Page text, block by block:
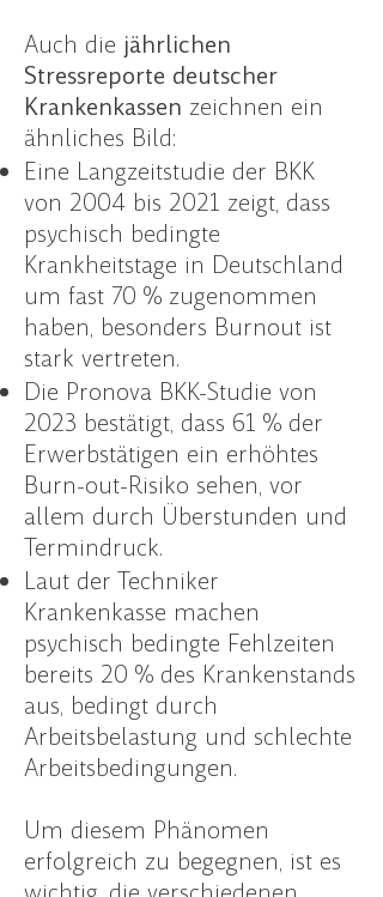
Auch die jährlichen
Stressreporte deutscher
Krankenkassen zeichnen ein
ähnliches Bild:
Eine Langzeitstudie der BKK
von 2004 bis 2021 zeigt, dass
psychisch bedingte
Krankheitstage in Deutschland
um fast 70 % zugenommen
haben, besonders Burnout ist
stark vertreten.
Die Pronova BKK-Studie von
2023 bestätigt, dass 61 % der
Erwerbstätigen ein erhöhtes
Burn-out-Risiko sehen, vor
allem durch Überstunden und
Termindruck.
Laut der Techniker
Krankenkasse machen
psychisch bedingte Fehlzeiten
bereits 20 % des Krankenstands
aus, bedingt durch
Arbeitsbelastung und schlechte
Arbeitsbedingungen.
Um diesem Phänomen
erfolgreich zu begegnen, ist es